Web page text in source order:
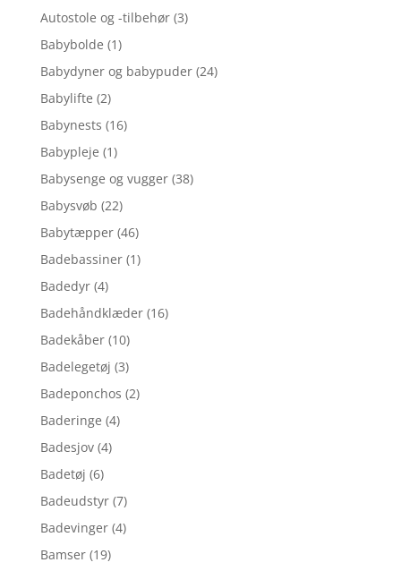
Autostole og -tilbehør (3)
Babybolde (1)
Babydyner og babypuder (24)
Babylifte (2)
Babynests (16)
Babypleje (1)
Babysenge og vugger (38)
Babysvøb (22)
Babytæpper (46)
Badebassiner (1)
Badedyr (4)
Badehåndklæder (16)
Badekåber (10)
Badelegetøj (3)
Badeponchos (2)
Baderinge (4)
Badesjov (4)
Badetøj (6)
Badeudstyr (7)
Badevinger (4)
Bamser (19)